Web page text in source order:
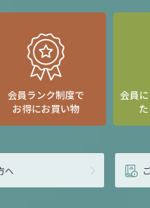
会員ランク制度で
お得にお買い物
会員
へ